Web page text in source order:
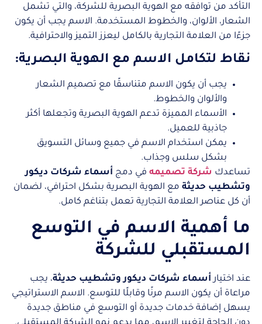
التأكد من توافقه مع الهوية البصرية للشركة، والتي تشمل
الشعار، الألوان، والخطوط المستخدمة. الاسم يجب أن يكون
جزءًا من العلامة التجارية بالكامل ليعزز التميز والاحترافية.
نقاط لتكامل الاسم مع الهوية البصرية:
يجب أن يكون الاسم متناسقًا مع تصميم الشعار
والألوان والخطوط.
الأسماء المميزة تدعم الهوية البصرية وتجعلها أكثر
جاذبية للعميل.
يمكن استخدام الاسم في جميع وسائل التسويق
بشكل سلس وجذاب.
تساعدك شركة تصميمه في دمج أسماء شركات ديكور
وتشطيب حديثة مع الهوية البصرية بشكل احترافي، لضمان
أن كل عناصر العلامة التجارية تعمل بتناغم كامل.
ما أهمية الاسم في التوسع
المستقبلي للشركة
عند اختيار أسماء شركات ديكور وتشطيب حديثة، يجب
مراعاة أن يكون الاسم مرنًا وقابلًا للتوسع. الاسم الاستراتيجي
يسهل إضافة خدمات جديدة أو التوسع في مناطق جديدة